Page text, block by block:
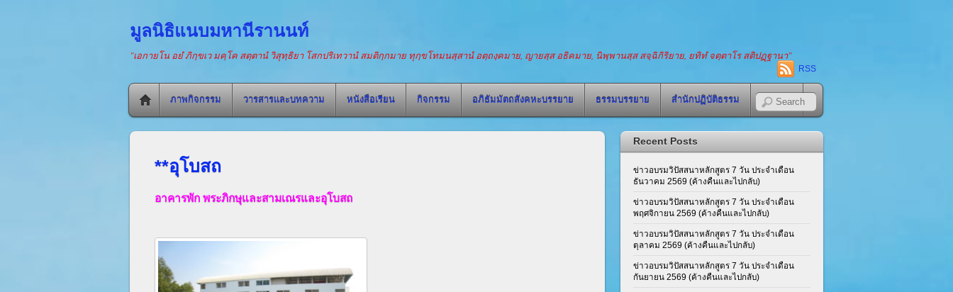
มูลนิธิแนบมหานีรานนท์
"เอกายโน อยํ ภิกฺขเว มคฺโค สตฺตานํ วิสุทฺธิยา โสกปริเทวานํ สมติกฺกมาย ทุกฺขโทมนสฺสานํ อตฺถงฺคมาย, ญายสฺส อธิคมาย, นิพฺพานสฺส สจฺฉิกิริยาย, ยทิทํ จตฺตาโร สติปฏฺฐานา"
RSS
ภาพกิจกรรม วารสารและบทความ หนังสือเรียน กิจกรรม อภิธัมมัตถสังคหะบรรยาย ธรรมบรรยาย สำนักปฏิบัติธรรม เกี่ยวกับ
**อุโบสถ
อาคารพัก พระภิกษุและสามเณรและอุโบสถ
Recent Posts
ข่าวอบรมวิปัสสนาหลักสูตร 7 วัน ประจำเดือน
ธันวาคม 2569 (ค้างคืนและไปกลับ)
ข่าวอบรมวิปัสสนาหลักสูตร 7 วัน ประจำเดือน
พฤศจิกายน 2569 (ค้างคืนและไปกลับ)
ข่าวอบรมวิปัสสนาหลักสูตร 7 วัน ประจำเดือน
ตุลาคม 2569 (ค้างคืนและไปกลับ)
ข่าวอบรมวิปัสสนาหลักสูตร 7 วัน ประจำเดือน
กันยายน 2569 (ค้างคืนและไปกลับ)